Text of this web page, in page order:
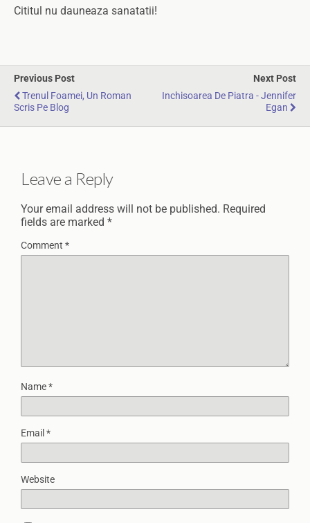
Cititul nu dauneaza sanatatii!
Previous Post
Trenul Foamei, Un Roman
Scris Pe Blog
Next Post
Inchisoarea De Piatra - Jennifer
Egan
Leave a Reply
Your email address will not be published. Required
fields are marked *
Comment *
Name*
Email *
Website